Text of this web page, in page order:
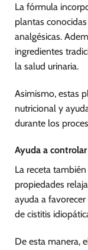
La fórmula
plantas
analgésicas.
ingredientes
la salud urinaria.
Asimismo, estas
nutricional y
durante los
Ayuda a
La receta
propiedades
ayuda a
de cistitis
De esta manera,